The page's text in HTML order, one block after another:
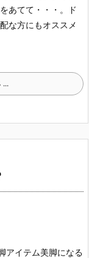
あてて・・・。
ド
な方にもオススメ
...
アイテム美脚になる